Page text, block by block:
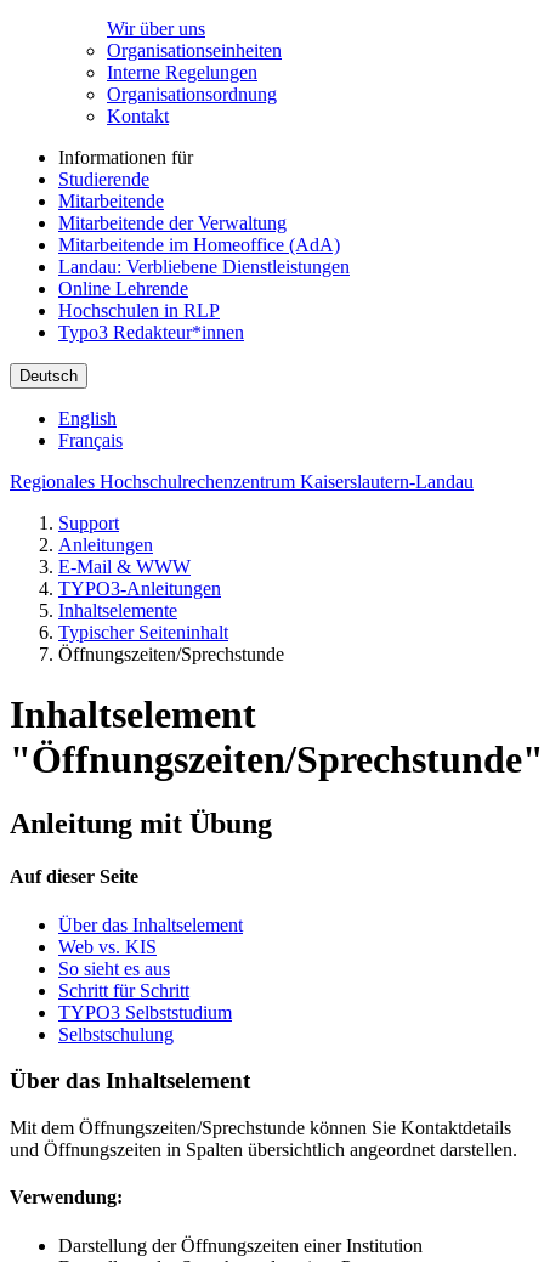
Wir über uns
Organisationseinheiten
Interne Regelungen
Organisationsordnung
Kontakt
Informationen für
Studierende
Mitarbeitende
Mitarbeitende der Verwaltung
Mitarbeitende im Homeoffice (AdA)
Landau: Verbliebene Dienstleistungen
Online Lehrende
Hochschulen in RLP
Typo3 Redakteur*innen
Deutsch
English
Français
Regionales Hochschulrechenzentrum Kaiserslautern-Landau
Support
Anleitungen
E-Mail & WWW
TYPO3-Anleitungen
Inhaltselemente
Typischer Seiteninhalt
Öffnungszeiten/Sprechstunde
Inhaltselement
"Öffnungszeiten/Sprechstunde"
Anleitung mit Übung
Auf dieser Seite
Über das Inhaltselement
Web vs. KIS
So sieht es aus
Schritt für Schritt
TYPO3 Selbststudium
Selbstschulung
Über das Inhaltselement
Mit dem Öffnungszeiten/Sprechstunde können Sie Kontaktdetails
und Öffnungszeiten in Spalten übersichtlich angeordnet darstellen.
Verwendung:
Darstellung der Öffnungszeiten einer Institution